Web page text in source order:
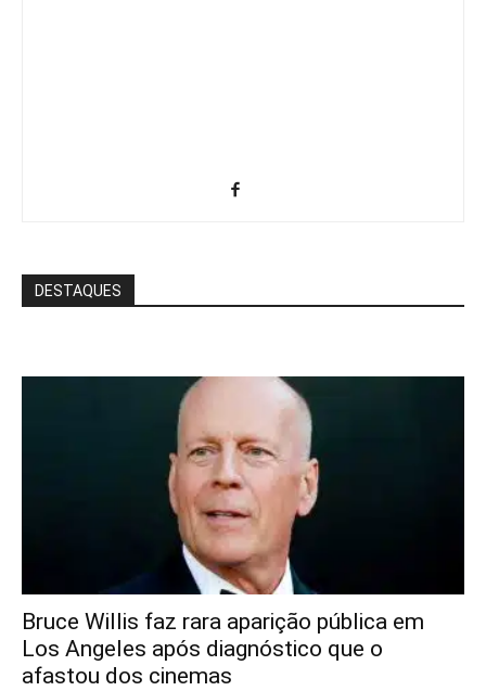
DESTAQUES
Bruce Willis faz rara aparição pública em
Los Angeles após diagnóstico que o
afastou dos cinemas